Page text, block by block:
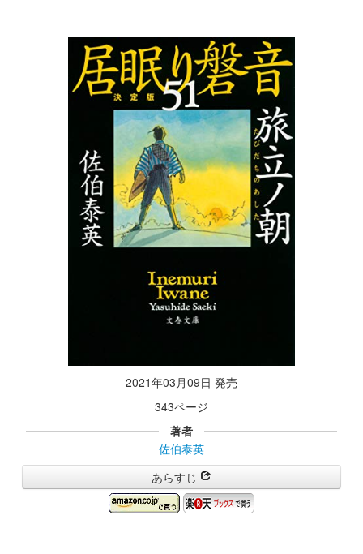
2021年03月09日 発売
343ページ
著者
佐伯泰英
あらすじ